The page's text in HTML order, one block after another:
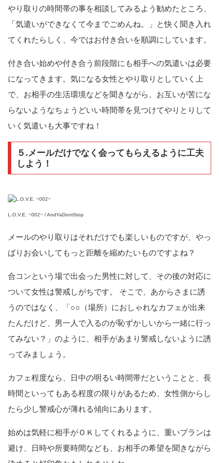
やり取りの時間帯の事を相談してみるよう勧めたところ、
「気遣いができなくて今までごめんね。」と快く聞き入れ
てくれたらしく、今ではお付き合いを順調にしています。
付き合い始めや付き合う前段階にも相手への気遣いは必要
になってきます。気になる女性とやり取りとしていく上
で、お相手の生活環境などを聞きながら、お互いが苦にな
らないようなちょうどいい時間帯を見つけてやりとりして
いく気遣いも大事ですね！
５.メールだけでなく会ってもらえるように工夫
しよう！
L.O.V.E. ~002~ / AndYaDontStop
メールのやり取りはそれだけでも楽しいものですが、やっ
ぱりお会いしてもっと距離を縮めたいものですよね？
合コンという場で出会った男性に対して、その後の対応に
ついて女性は警戒しがちです。 そこで、あからさまに誘
うのではなく、「○○（場所）におしゃれなカフェが出来
たんだけど、男一人で入るのが恥ずかしいから一緒に行っ
てみない？」のように、相手があまり警戒しないように誘
ってみましょう。
カフェ程度なら、日中の明るい時間帯だということと、長
時間といってもある程度の限りがあるため、女性側からし
たら少し警戒心が薄れる傾向にあります。
始めは気軽に相手がＯＫしてくれるように、重いプランは
避け、日時や所要時間なども、お相手の希望を聞きながら